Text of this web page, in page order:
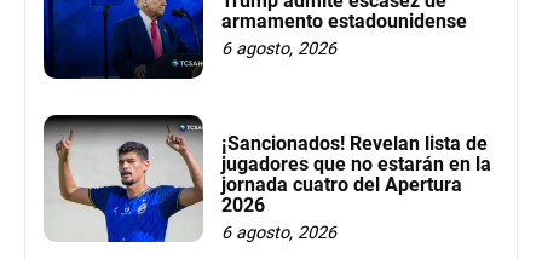
armamento estadounidense
6 agosto, 2026
¡Sancionados! Revelan lista de
jugadores que no estarán en la
jornada cuatro del Apertura
2026
6 agosto, 2026